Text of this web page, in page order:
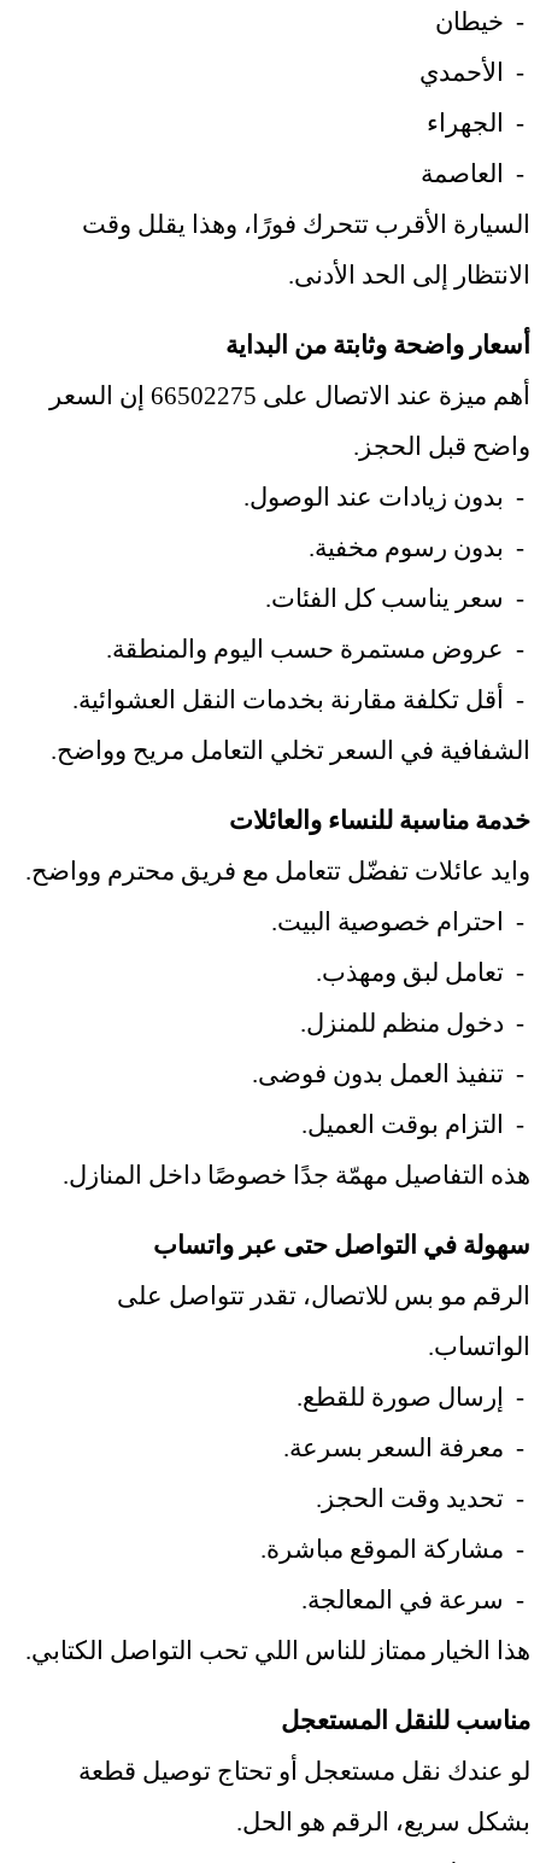
- خيطان
-
الأحمدي
-
الجهراء
-
العاصمة
السيارة الأقرب تتحرك فورًا، وهذا يقلل وقت
الانتظار إلى الحد الأدنى.
أسعار واضحة وثابتة من البداية
أهم ميزة عند الاتصال على 66502275 إن السعر
واضح قبل الحجز .
- بدون زيادات عند الوصول.
- بدون رسوم مخفية.
- سعر يناسب كل الفئات.
- عروض مستمرة حسب اليوم والمنطقة.
-
أقل تكلفة مقارنة بخدمات النقل العشوائية.
الشفافية في السعر تخلي التعامل مريح وواضح.
خدمة مناسبة للنساء والعائلات
وايد عائلات تفضّل تتعامل مع فريق محترم وواضح.
-
احترام خصوصية البيت.
- تعامل لبق ومهذب.
- دخول منظم للمنزل.
- تنفيذ العمل بدون فوضى.
-
التزام بوقت العميل.
هذه التفاصيل مهمّة جدًا خصوصًا داخل المنازل.
سهولة في التواصل حتى عبر واتساب
الرقم مو بس للاتصال، تقدر تتواصل على
الواتساب.
-
إرسال صورة للقطع.
- معرفة السعر بسرعة.
- تحديد وقت الحجز .
- مشاركة الموقع مباشرة.
- سرعة في المعالجة.
هذا الخيار ممتاز للناس اللي تحب التواصل الكتابي.
مناسب للنقل المستعجل
لو عندك نقل مستعجل أو تحتاج توصيل قطعة
بشكل سريع، الرقم هو الحل.